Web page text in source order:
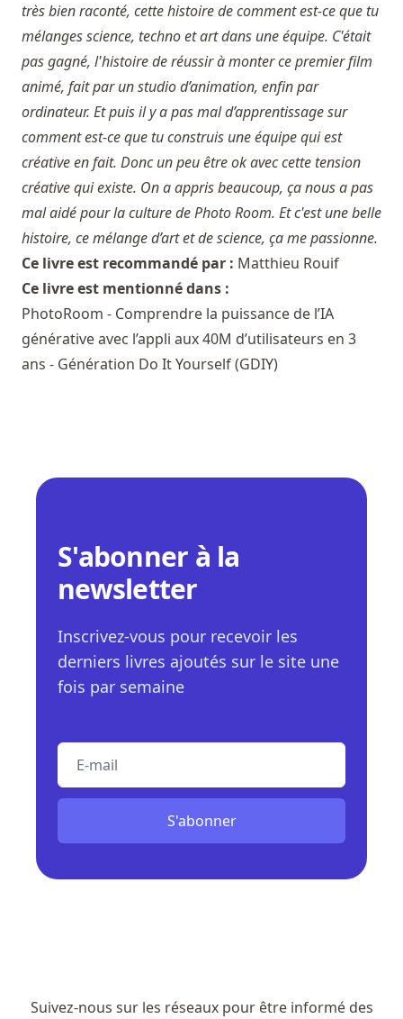
très bien raconté, cette histoire de comment est-ce que tu
mélanges science, techno et art dans une équipe. C'était
pas gagné, l'histoire de réussir à monter ce premier film
animé, fait par un studio d’animation, enfin par
ordinateur. Et puis il y a pas mal d’apprentissage sur
comment est-ce que tu construis une équipe qui est
créative en fait. Donc un peu être ok avec cette tension
créative qui existe. On a appris beaucoup, ça nous a pas
mal aidé pour la culture de Photo Room. Et c'est une belle
histoire, ce mélange d’art et de science, ça me passionne.
Ce livre est recommandé par : Matthieu Rouif
Ce livre est mentionné dans :
PhotoRoom - Comprendre la puissance de l’IA
générative avec l’appli aux 40M d’utilisateurs en 3
ans - Génération Do It Yourself (GDIY)
S'abonner à la
newsletter
Inscrivez-vous pour recevoir les
derniers livres ajoutés sur le site une
fois par semaine
E-mail
S'abonner
Suivez-nous sur les réseaux pour être informé des